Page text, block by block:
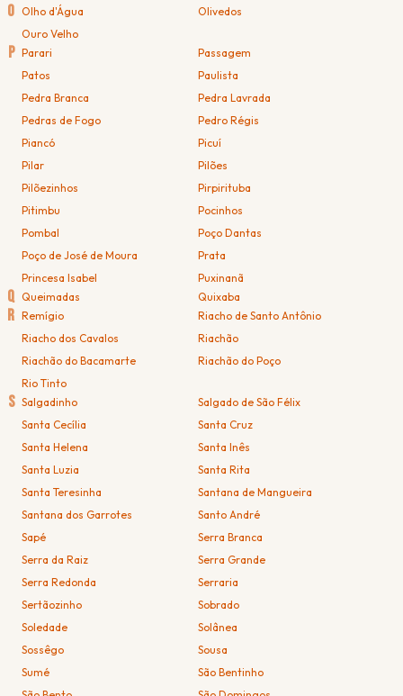
O Olho d'Água
Olivedos
Ouro Velho
P Parari
Passagem
Patos
Paulista
Pedra Branca
Pedra Lavrada
Pedras de Fogo
Pedro Régis
Piancó
Picuí
Pilar
Pilões
Pilõezinhos
Pirpirituba
Pitimbu
Pocinhos
Pombal
Poço Dantas
Poço de José de Moura
Prata
Princesa Isabel
Puxinanã
Q Queimadas Quixaba
R Remígio
Riacho de Santo Antônio
Riacho dos Cavalos
Riachão
Riachão do Bacamarte
Riachão do Poço
Rio Tinto
S Salgadinho
Salgado de São Félix
Santa Cecília
Santa Cruz
Santa Helena
Santa Inês
Santa Luzia
Santa Rita
Santa Teresinha
Santana de Mangueira
Santana dos Garrotes
Santo André
Sapé
Serra Branca
Serra da Raiz
Serra Grande
Serra Redonda
Serraria
Sertãozinho
Sobrado
Soledade
Solânea
Sossêgo
Sousa
Sumé
São Bentinho